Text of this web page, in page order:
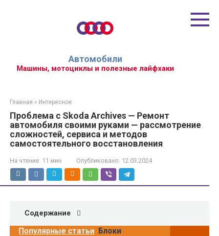
Автомобили
Машины, мотоциклы и полезные лайфхаки
Главная » Интересное
Проблема с Skoda Archives — Ремонт
автомобиля своими руками — рассмотрение
сложностей, сервиса и методов
самостоятельного восстановления
На чтение: 11 мин Опубликовано: 12.03.2024
Содержание
Популярные статьи Блоки